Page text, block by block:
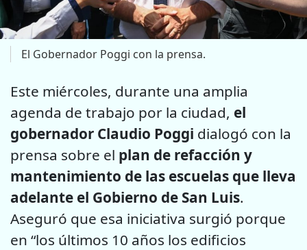
El Gobernador Poggi con la prensa.
Este miércoles, durante una amplia
agenda de trabajo por la ciudad, el
gobernador Claudio Poggi dialogó con la
prensa sobre el plan de refacción y
mantenimiento de las escuelas que lleva
adelante el Gobierno de San Luis.
Aseguró que esa iniciativa surgió porque
en “los últimos 10 años los edificios